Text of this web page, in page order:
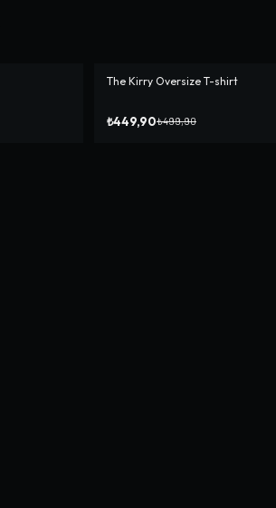
-%10
The Kirry Oversize T-shirt
₺449,90₺499,90